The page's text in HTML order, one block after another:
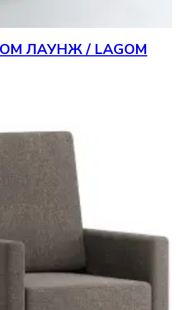
ЛАУНЖ / LAGOM